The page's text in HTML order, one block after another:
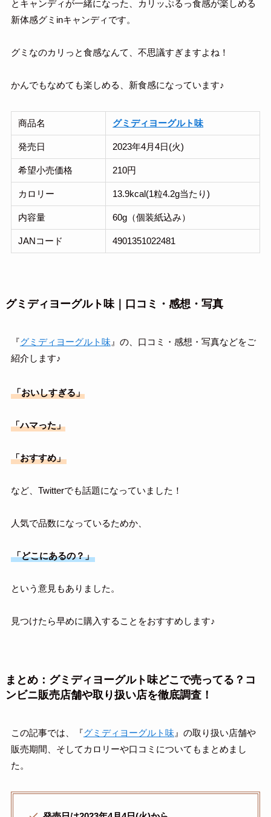
とキャンディが一緒になった、カリッぷるっ食感が楽しめる
新体感グミinキャンディです。
グミなのカリっと食感なんて、不思議すぎますよね！
かんでもなめても楽しめる、新食感になっています♪
商品名 グミディヨーグルト味
発売日 2023年4月4日(火)
希望小売価格 210円
カロリー 13.9kcal(1粒4.2g当たり)
内容量 60g（個装紙込み）
JANコード 4901351022481
グミディヨーグルト味｜口コミ・感想・写真
『グミディヨーグルト味』の、口コミ・感想・写真などをご
紹介します♪
「おいしすぎる」
「ハマった」
「おすすめ」
など、Twitterでも話題になっていました！
人気で品数になっているためか、
「どこにあるの？」
という意見もありました。
見つけたら早めに購入することをおすすめします♪
まとめ：グミディヨーグルト味どこで売ってる？コ
ンビニ販売店舗や取り扱い店を徹底調査！
この記事では、 『グミディヨーグルト味』の取り扱い店舗や
販売期間、そしてカロリーや口コミについてもまとめまし
た。